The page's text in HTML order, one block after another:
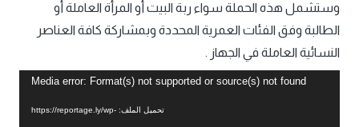
وستشمل هذه الحملة سواء ربة البيت أو المرأة العاملة أو
الطالبة وفق الفئات العمرية المحددة وبمشاركة كافة العناصر
النسائية العاملة في الجهاز .
مشغلMedia error: Format(s) not supported or source(s) not found
تحميل الملف: https://reportage.ly/wp-